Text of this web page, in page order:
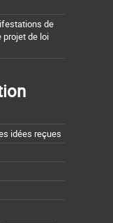
de
projet de loi
idées reçues